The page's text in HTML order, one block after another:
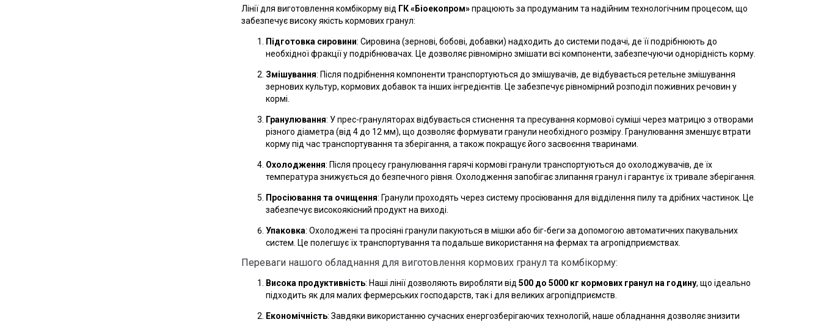
Лінії для виготовлення комбікорму від ГК «Біоекопром»працюють за продуманим та надійним технологічним процесом, що
забезпечує високу якість кормових гранул:
Підготовка сировини: Сировина (зернові, бобові, добавки) надходить до системи подачі, де її подрібнюють до
необхідної фракції у подрібнювачах. Це дозволяє рівномірно змішати всі компоненти, забезпечуючи однорідність корму.
Змішування: Після подрібнення компоненти транспортуються до змішувачів, де відбувається ретельне змішування
зернових культур, кормових добавок та інших інгредієнтів. Це забезпечує рівномірний розподіл поживних речовин у
кормі.
Гранулювання: У прес-грануляторах відбувається стиснення та пресування кормової суміші через матрицю з отворами
різного діаметра (від 4 до 12 мм), що дозволяє формувати гранули необхідного розміру. Гранулювання зменшує втрати
корму під час транспортування та зберігання, а також покращує його засвоєння тваринами.
Охолодження: Після процесу гранулювання гарячі кормові гранули транспортуються до охолоджувачів, де їх
температура знижується до безпечного рівня. Охолодження запобігає злипання гранул і гарантує їх тривале зберігання.
Просіювання та очищення: Гранули проходять через систему просіювання для відділення пилу та дрібних частинок. Це
забезпечує високоякісний продукт на виході.
Упаковка: Охолоджені та просіяні гранули пакуються в мішки або біг-беги за допомогою автоматичних пакувальних
систем. Це полегшує їх транспортування та подальше використання на фермах та агропідприємствах.
Переваги нашого обладнання для виготовлення кормових гранул та комбікорму:
Висока продуктивність: Наші лінії дозволяють виробляти від 500 до 5000 кг кормових гранул на годину, що ідеально
підходить як для малих фермерських господарств, так і для великих агропідприємств.
Економічність: Завдяки використанню сучасних енергозберігаючих технологій, наше обладнання дозволяє знизити